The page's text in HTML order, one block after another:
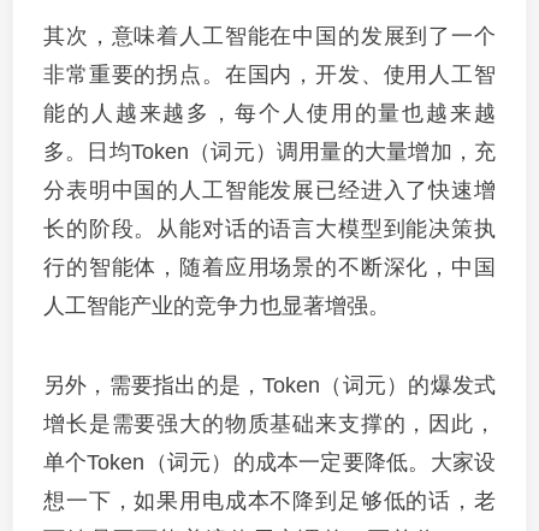
其次，意味着人工智能在中国的发展到了一个
非常重要的拐点。在国内，开发、使用人工智
能的人越来越多，每个人使用的量也越来越
多。日均Token（词元）调用量的大量增加，充
分表明中国的人工智能发展已经进入了快速增
长的阶段。从能对话的语言大模型到能决策执
行的智能体，随着应用场景的不断深化，中国
人工智能产业的竞争力也显著增强。
另外，需要指出的是，Token（词元）的爆发式
增长是需要强大的物质基础来支撑的，因此，
单个Token（词元）的成本一定要降低。大家设
想一下，如果用电成本不降到足够低的话，老